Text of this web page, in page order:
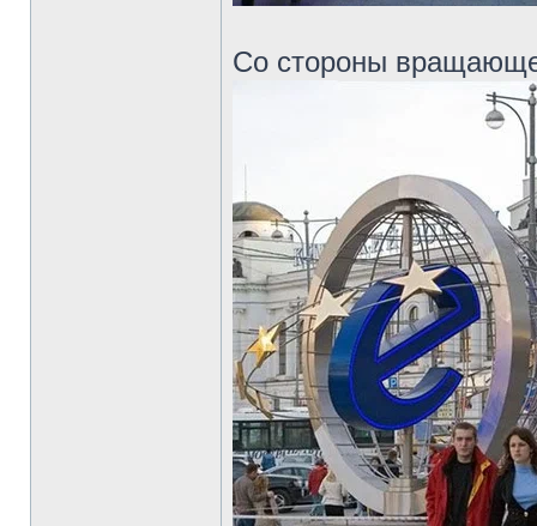
Со стороны